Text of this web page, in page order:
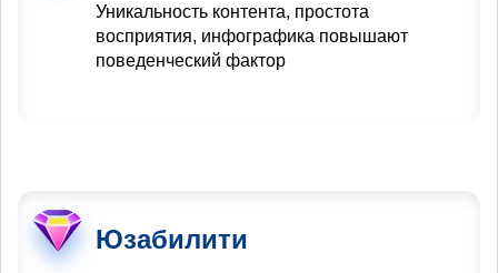
Уникальность контента, простота
восприятия, инфографика повышают
поведенческий фактор
Юзабилити